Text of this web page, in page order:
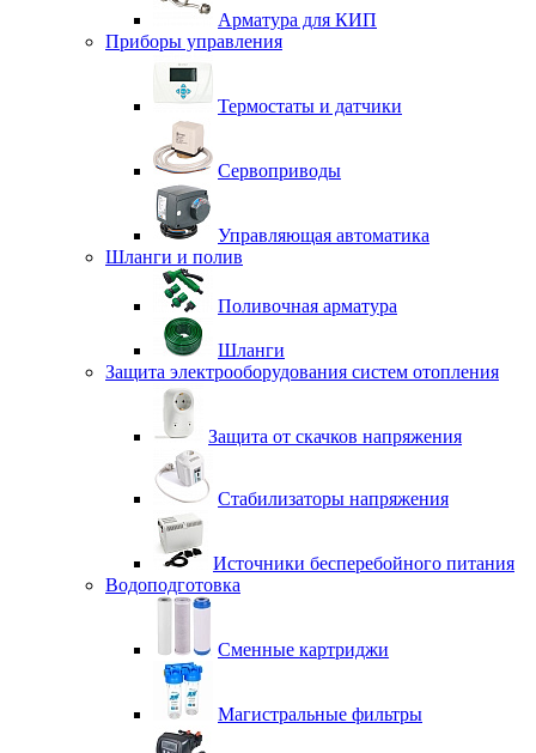
Арматура для КИП
Приборы управления
Термостаты и датчики
Сервоприводы
Управляющая автоматика
Шланги и полив
Поливочная арматура
Шланги
Защита электрооборудования систем отопления
Защита от скачков напряжения
Стабилизаторы напряжения
Источники бесперебойного питания
Водоподготовка
Сменные картриджи
Магистральные фильтры